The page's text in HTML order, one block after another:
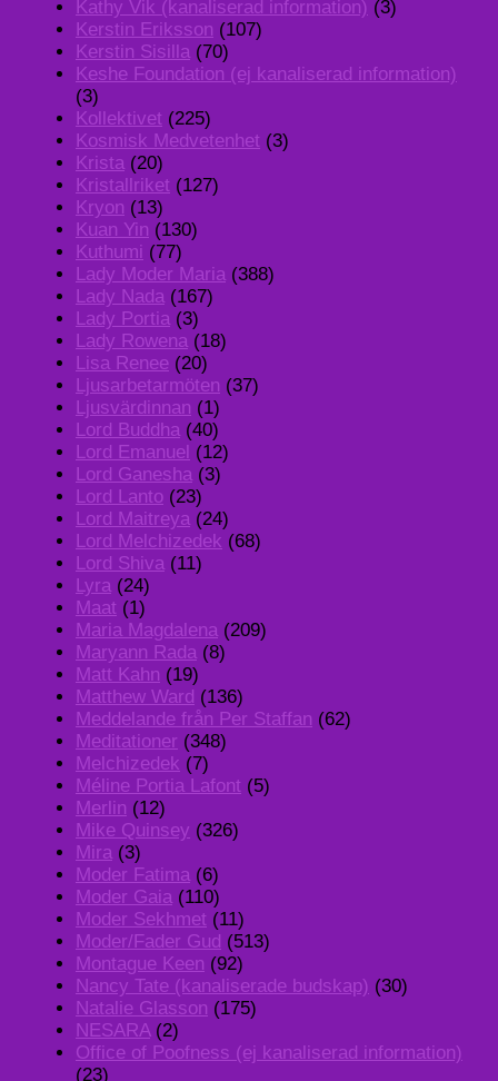
Kathy Vik (kanaliserad information) (3)
Kerstin Eriksson (107)
Kerstin Sisilla (70)
Keshe Foundation (ej kanaliserad information)
(3)
Kollektivet (225)
Kosmisk Medvetenhet (3)
Krista (20)
Kristallriket (127)
Kryon (13)
Kuan Yin (130)
Kuthumi (77)
Lady Moder Maria (388)
Lady Nada (167)
Lady Portia (3)
Lady Rowena (18)
Lisa Renee (20)
Ljusarbetarmöten (37)
Ljusvärdinnan (1)
Lord Buddha (40)
Lord Emanuel (12)
Lord Ganesha (3)
Lord Lanto (23)
Lord Maitreya (24)
Lord Melchizedek (68)
Lord Shiva (11)
Lyra (24)
Maat (1)
Maria Magdalena (209)
Maryann Rada (8)
Matt Kahn (19)
Matthew Ward (136)
Meddelande från Per Staffan (62)
Meditationer (348)
Melchizedek (7)
Méline Portia Lafont (5)
Merlin (12)
Mike Quinsey (326)
Mira (3)
Moder Fatima (6)
Moder Gaia (110)
Moder Sekhmet (11)
Moder/Fader Gud (513)
Montague Keen (92)
Nancy Tate (kanaliserade budskap) (30)
Natalie Glasson (175)
NESARA(2)
Office of Poofness (ej kanaliserad information)
(23)